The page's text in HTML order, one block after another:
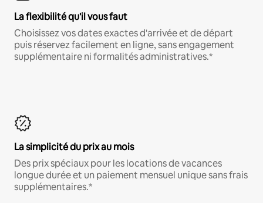
La flexibilité qu'il vous faut
Choisissez vos dates exactes d'arrivée et de départ
puis réservez facilement en ligne, sans engagement
supplémentaire ni formalités administratives.*
La simplicité du prix au mois
Des prix spéciaux pour les locations de vacances
longue durée et un paiement mensuel unique sans frais
supplémentaires.*